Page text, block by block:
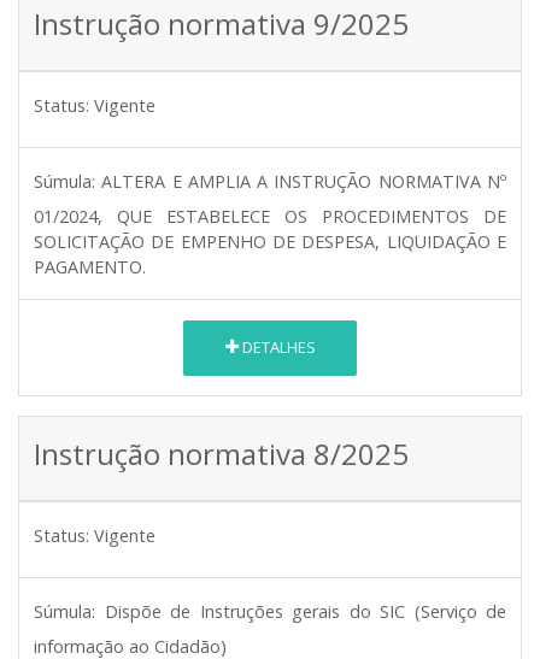
Instrução normativa 9/2025
Status: Vigente
Súmula: ALTERA E AMPLIA A INSTRUÇÃO NORMATIVA Nº
01/2024, QUE ESTABELECE OS PROCEDIMENTOS DE
SOLICITAÇÃO DE EMPENHO DE DESPESA, LIQUIDAÇÃO E
PAGAMENTO.
DETALHES
Instrução normativa 8/2025
Status: Vigente
Súmula: Dispõe de Instruções gerais do SIC (Serviço de
informação ao Cidadão)